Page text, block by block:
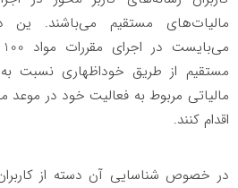
مالیات‌های مستقیم می‌باشند. ین
مستقیم از طریق خوداظهاری نسبت به
مالیاتی مربوط به فعالیت خود در موعد
اقدام کنند.
در خصوص شناسایی آن دسته از